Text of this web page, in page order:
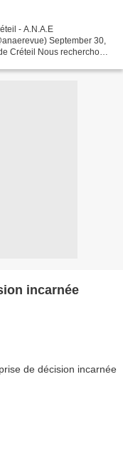
- A.N.A.E
September 30,
Créteil Nous recherchons
incarnée